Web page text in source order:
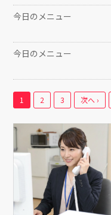
今日のメニュー
今日のメニュー
1 2 3 次へ ›